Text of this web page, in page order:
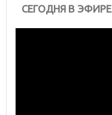
СЕГОДНЯ В ЭФИРЕ